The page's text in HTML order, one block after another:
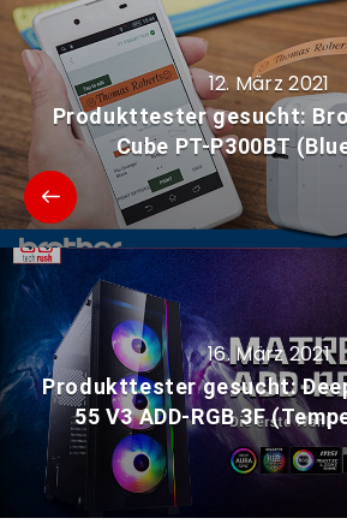
12. März 2021
Produkttester gesucht:
Cube PT-P300BT
16. März 2021
Produkttester gesucht:
55 V3 ADD-RGB 3F